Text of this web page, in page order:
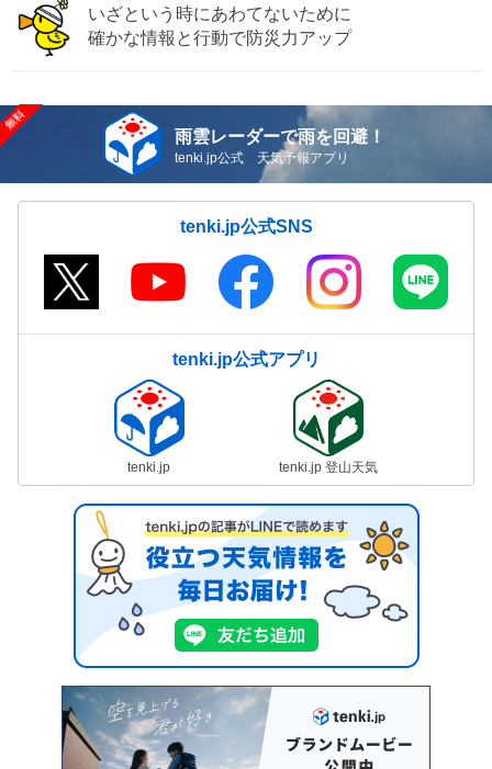
いざという時にあわてないために
確かな情報と行動で防災力アップ
雨雲レーダーで雨を回避！
tenki.jp公式 天気予報アプリ
tenki.jp公式SNS
tenki.jp公式アプリ
tenki.jp tenki.jp 登山天気